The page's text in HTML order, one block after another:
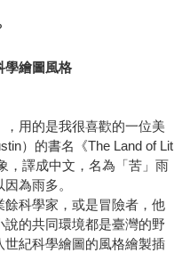
獨處的下午，栽進吳明
學繪圖風格
用的是我很喜歡的一位美
）的書名《The Land of Lit
，譯成中文，名為「苦」雨
為雨多。
科學家，或是冒險者，他
的共同環境都是臺灣的野
紀科學繪圖的風格繪製插